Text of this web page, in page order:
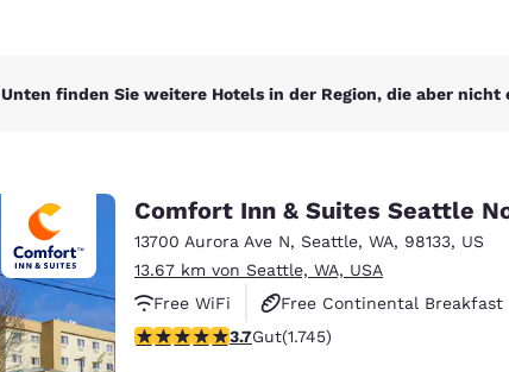
Unten finden Sie weitere Hotels in der Region, die aber
Comfort Inn & Suites Seattle
13700 Aurora Ave N, Seattle, WA, 98133, US
13.67 km von Seattle, WA, USA
Free WiFi
Free Continental Breakfast
Free Hot Breakfast
3.74-Sterne-Bewertung. Gut. 1745
3.7Gut(1.745)